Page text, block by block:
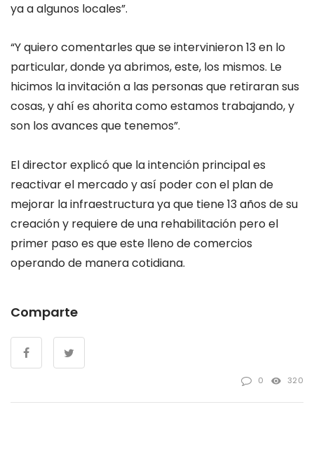
ya a algunos locales”.
“Y quiero comentarles que se intervinieron 13 en lo
particular, donde ya abrimos, este, los mismos. Le
hicimos la invitación a las personas que retiraran sus
cosas, y ahí es ahorita como estamos trabajando, y
son los avances que tenemos”.
El director explicó que la intención principal es
reactivar el mercado y así poder con el plan de
mejorar la infraestructura ya que tiene 13 años de su
creación y requiere de una rehabilitación pero el
primer paso es que este lleno de comercios
operando de manera cotidiana.
Comparte
0 320